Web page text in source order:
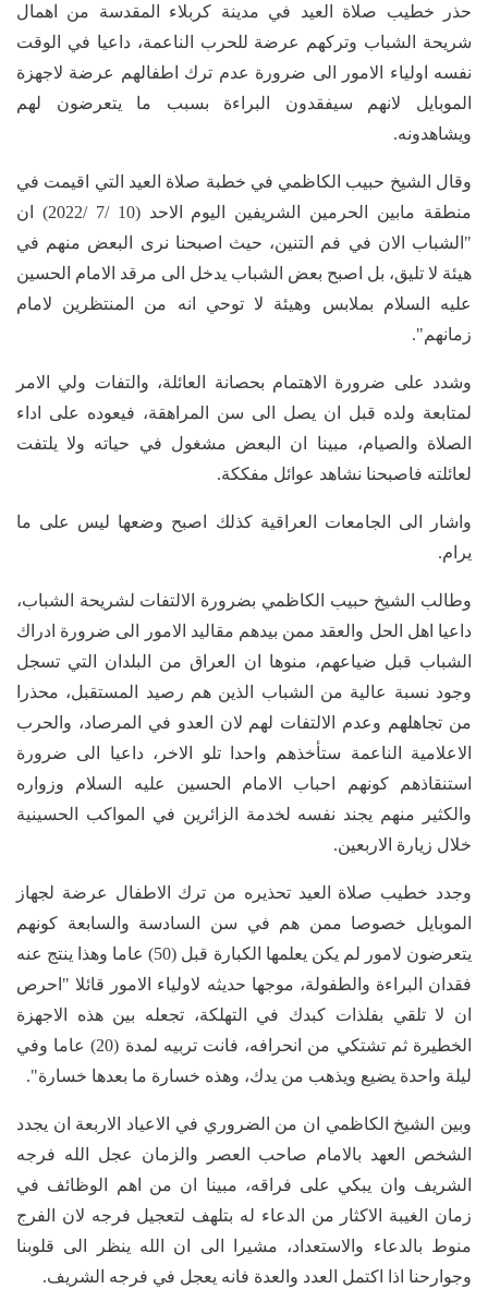
حذر خطيب صلاة العيد في مدينة كربلاء المقدسة من اهمال
شريحة الشباب وتركهم عرضة للحرب الناعمة، داعيا في الوقت
نفسه اولياء الامور الى ضرورة عدم ترك اطفالهم عرضة لاجهزة
الموبايل لانهم سيفقدون البراءة بسبب ما يتعرضون لهم
ويشاهدونه.
وقال الشيخ حبيب الكاظمي في خطبة صلاة العيد التي اقيمت في
منطقة مابين الحرمين الشريفين اليوم الاحد (10 /7 /2022) ان
"الشباب الان في فم التنين، حيث اصبحنا نرى البعض منهم في
هيئة لا تليق، بل اصبح بعض الشباب يدخل الى مرقد الامام الحسين
عليه السلام بملابس وهيئة لا توحي انه من المنتظرين لامام
زمانهم".
وشدد على ضرورة الاهتمام بحصانة العائلة، والتفات ولي الامر
لمتابعة ولده قبل ان يصل الى سن المراهقة، فيعوده على اداء
الصلاة والصيام، مبينا ان البعض مشغول في حياته ولا يلتفت
لعائلته فاصبحنا نشاهد عوائل مفككة.
واشار الى الجامعات العراقية كذلك اصبح وضعها ليس على ما
يرام.
وطالب الشيخ حبيب الكاظمي بضرورة الالتفات لشريحة الشباب،
داعيا اهل الحل والعقد ممن بيدهم مقاليد الامور الى ضرورة ادراك
الشباب قبل ضياعهم، منوها ان العراق من البلدان التي تسجل
وجود نسبة عالية من الشباب الذين هم رصيد المستقبل، محذرا
من تجاهلهم وعدم الالتفات لهم لان العدو في المرصاد، والحرب
الاعلامية الناعمة ستأخذهم واحدا تلو الاخر، داعيا الى ضرورة
استنقاذهم كونهم احباب الامام الحسين عليه السلام وزواره
والكثير منهم يجند نفسه لخدمة الزائرين في المواكب الحسينية
خلال زيارة الاربعين.
وجدد خطيب صلاة العيد تحذيره من ترك الاطفال عرضة لجهاز
الموبايل خصوصا ممن هم في سن السادسة والسابعة كونهم
يتعرضون لامور لم يكن يعلمها الكبارة قبل (50) عاما وهذا ينتج عنه
فقدان البراءة والطفولة، موجها حديثه لاولياء الامور قائلا "احرص
ان لا تلقي بفلذات كبدك في التهلكة، تجعله بين هذه الاجهزة
الخطيرة ثم تشتكي من انحرافه، فانت تربيه لمدة (20) عاما وفي
ليلة واحدة يضيع ويذهب من يدك، وهذه خسارة ما بعدها خسارة".
وبين الشيخ الكاظمي ان من الضروري في الاعياد الاربعة ان يجدد
الشخص العهد بالامام صاحب العصر والزمان عجل الله فرجه
الشريف وان يبكي على فراقه، مبينا ان من اهم الوظائف في
زمان الغيبة الاكثار من الدعاء له بتلهف لتعجيل فرجه لان الفرج
منوط بالدعاء والاستعداد، مشيرا الى ان الله ينظر الى قلوبنا
وجوارحنا اذا اكتمل العدد والعدة فانه يعجل في فرجه الشريف.